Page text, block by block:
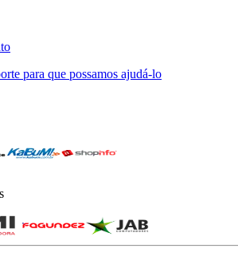
para que possamos ajudá-lo